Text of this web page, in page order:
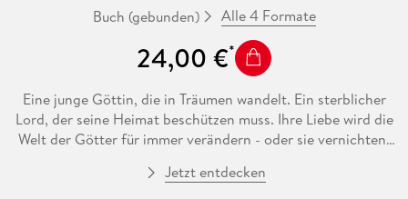
Buch (gebunden) Alle 4 Formate
24,00 €
Eine junge Göttin, die in Träumen wandelt. Ein sterblicher
Lord, der seine Heimat beschützen muss. Ihre Liebe wird die
Welt der Götter für immer verändern - oder sie vernichten.
Gefahr vor den Grausamkeiten der Götter. Denn sie birgt ein
Jetzt entdecken